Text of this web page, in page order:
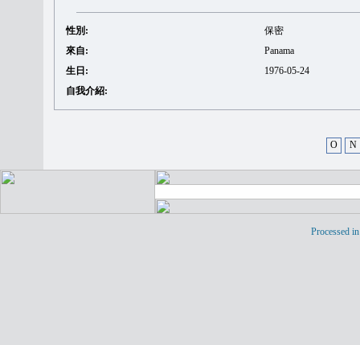
性別:
保密
來自:
Panama
生日:
1976-05-24
自我介紹:
O N
Processed